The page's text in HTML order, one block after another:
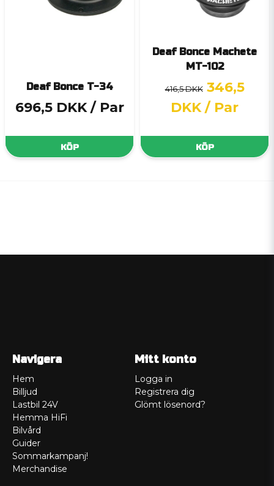
Deaf Bonce T-34
696,5 DKK / Par
KÖP
Deaf Bonce Machete
MT-102
416,5 DKK 346,5
DKK / Par
KÖP
Navigera
Hem
Billjud
Lastbil 24V
Hemma HiFi
Bilvård
Guider
Sommarkampanj!
Merchandise
Mitt konto
Logga in
Registrera dig
Glömt lösenord?